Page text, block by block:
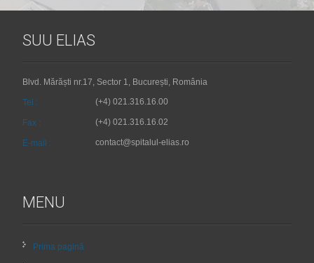
SUU ELIAS
Blvd. Mărăști nr.17, Sector 1, București, România
Tel : (+4) 021.316.16.00
Fax : (+4) 021.316.16.02
E-mail : contact@spitalul-elias.ro
MENU
Prima pagină